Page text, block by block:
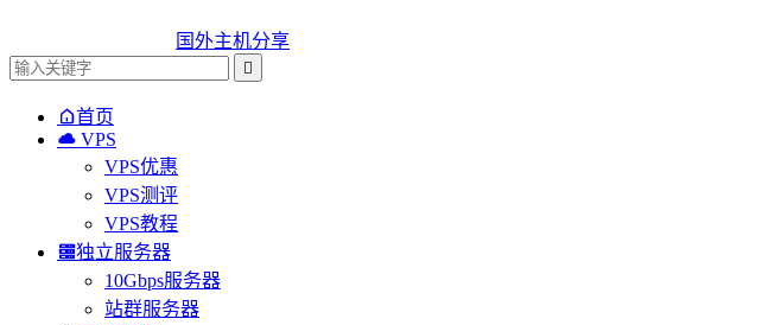
国外主机分享

首页
 VPS
VPS优惠
VPS测评
VPS教程
独立服务器
10Gbps服务器
站群服务器